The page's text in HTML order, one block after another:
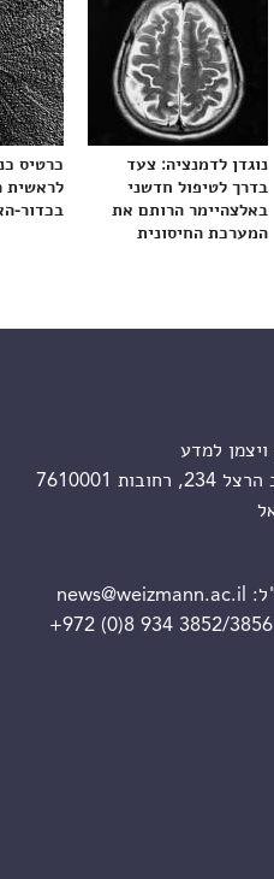
נוגדן לדמנציה: צעד
בדרך לטיפול חדשני
באלצהיימר הרותם את
המערכת החיסונית
כרטיס
לראשית
בכדור-
ויצמן למדע
רחובות 7610001
news@weizmann.ac.il
+972 (0)8 934 3852/3856